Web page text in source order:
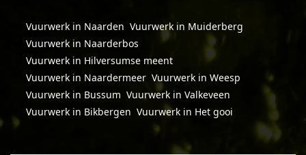
Vuurwerk in Naarden Vuurwerk in Muiderberg
Vuurwerk in Naarderbos
Vuurwerk in Hilversumse meent
Vuurwerk in Naardermeer Vuurwerk in Weesp
Vuurwerk in Bussum Vuurwerk in Valkeveen
Vuurwerk in Bikbergen Vuurwerk in Het gooi